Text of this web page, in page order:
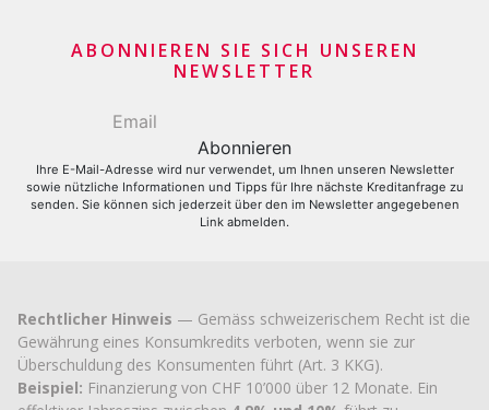
Kreditkartenantrag
ABONNIEREN SIE SICH UNSEREN
NEWSLETTER
Ihre E-Mail-Adresse wird nur verwendet, um Ihnen unseren Newsletter
sowie nützliche Informationen und Tipps für Ihre nächste Kreditanfrage zu
senden. Sie können sich jederzeit über den im Newsletter angegebenen
Link abmelden.
Rechtlicher Hinweis — Gemäss schweizerischem Recht ist die
Gewährung eines Konsumkredits verboten, wenn sie zur
Überschuldung des Konsumenten führt (Art. 3 KKG).
Beispiel: Finanzierung von CHF 10’000 über 12 Monate. Ein